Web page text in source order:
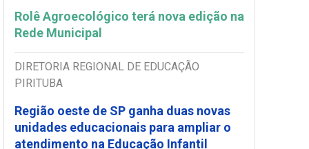
Rolê Agroecológico terá nova edição na
Rede Municipal
DIRETORIA REGIONAL DE EDUCAÇÃO
PIRITUBA
Região oeste de SP ganha duas novas
unidades educacionais para ampliar o
atendimento na Educação Infantil